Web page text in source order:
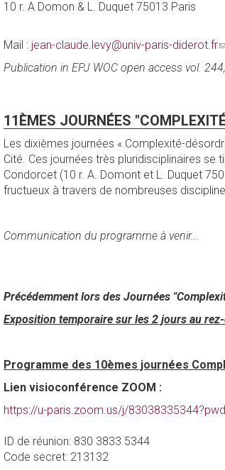
10 r. A Domon & L. Duquet 75013 Paris
Mail : jean-claude.levy@univ-paris-diderot.fr
e-
Publication in EPJ WOC open access vol.
11ÈMES JOURNÉES
Les dixièmes journées « Complexité-
Cité. Ces journées très pluridisciplinaires se
Condorcet (10 r. A. Domont et L. Duquet
fructueux à travers de nombreuses
Communication du programme à venir...
Précédemment lors des Journées
Exposition temporaire sur les 2 jours au
Programme des 10èmes journées
Lien visioconférence ZOOM :
https://u-paris.zoom.us/j/
ID de réunion: 830 3833 5344
Code secret: 213132